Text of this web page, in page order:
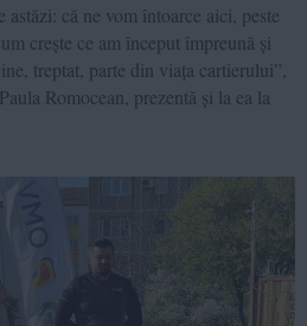
că ne vom întoarce aici, peste
crește ce am început împreună și
treptat, parte din viața cartierului”,
Romocean, prezentă și la ea la